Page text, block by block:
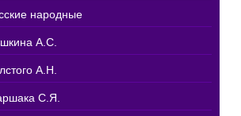
народные
А.С.
А.Н.
С.Я.